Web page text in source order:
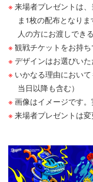
来場者プレゼントは
ま1枚の配布となり
人の方にお渡しでき
観戦チケットをお持
デザインはお選びい
いかなる理由におい
当日以降も含む）
画像はイメージです
来場者プレゼントは